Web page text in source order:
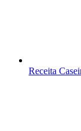
Receita